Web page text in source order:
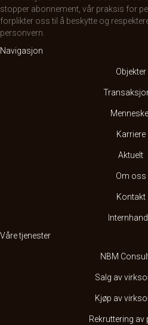
stopper abonnement, vår praksis for
forplikter oss til å beskytte og
personvern.
Navigasjon
Objekter
Karriere
Aktuelt
Om oss
Kontakt
Våre tjenester
NBM
Salg av
Kjøp av
Rekruttering av